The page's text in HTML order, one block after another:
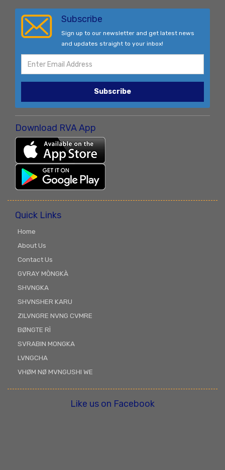
Subscribe
Sign up to our newsletter and get latest news
and updates straight to your inbox!
Subscribe
Download RVA App
Quick Links
Home
About Us
Contact Us
GVRAY MÒNGKÀ
SHVNGKA
SHVNSHER KARU
ZILVNGRE NVNG CVMRE
BØNGTE RÌ
SVRABIN MONGKA
LVNGCHA
VHØM NØ MVNGUSHI WE
Like us on Facebook